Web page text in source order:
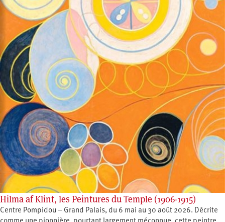
Hilma af Klint, les Peintures du Temple (1906-1915)
Centre Pompidou – Grand Palais, du 6 mai au 30 août 2026. Décrite